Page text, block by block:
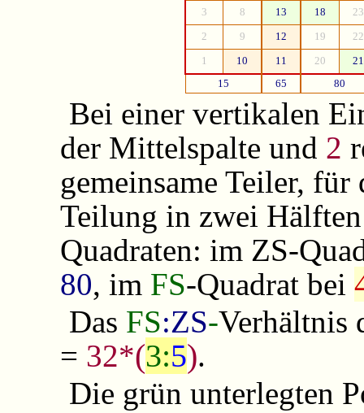
3
8 13 18
23
2
9 12 19
22
1
10 11 20
21
15
65 80
Bei einer vertikalen
der Mittelspalte und 2
gemeinsame Teiler,
Teilung in zwei
Quadraten: im ZS-
80, im FS-Quadrat bei
Das FS:ZS-Verhältnis
= 32*(3:5).
Die grün unterlegten